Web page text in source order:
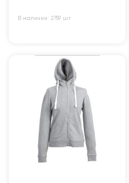
В наличии: 2759 шт